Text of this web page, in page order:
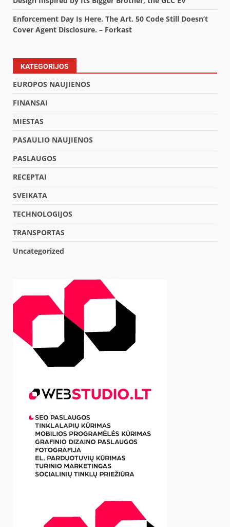
Enforcement Day Is Here. The Art. 50 Code Still Doesn’t
Cover Agent Disclosure. – Forkast
KATEGORIJOS
EUROPOS NAUJIENOS
FINANSAI
MIESTAS
PASAULIO NAUJIENOS
PASLAUGOS
RECEPTAI
SVEIKATA
TECHNOLOGIJOS
TRANSPORTAS
Uncategorized